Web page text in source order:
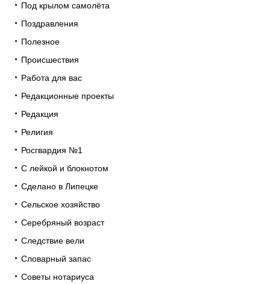
Под крылом самолёта
Поздравления
Полезное
Происшествия
Работа для вас
Редакционные проекты
Редакция
Религия
Росгвардия №1
С лейкой и блокнотом
Сделано в Липецке
Сельское хозяйство
Серебряный возраст
Следствие вели
Словарный запас
Советы нотариуса